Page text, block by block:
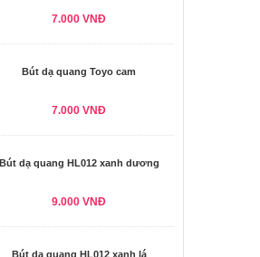
7.000 VNĐ
Bút dạ quang Toyo cam
7.000 VNĐ
Bút dạ quang HL012 xanh dương
9.000 VNĐ
Bút dạ quang HL012 xanh lá